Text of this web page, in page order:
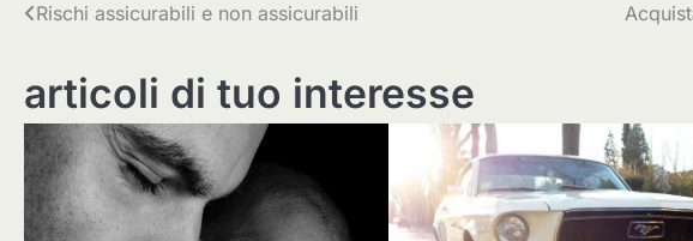
Navigazione
Rischi assicurabili e non assicurabili
articoli di tuo interesse